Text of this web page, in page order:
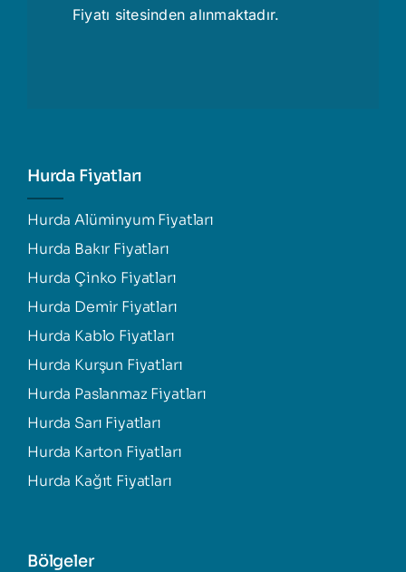
Fiyatı sitesinden alınmaktadır.
Hurda Fiyatları
Hurda Alüminyum Fiyatları
Hurda Bakır Fiyatları
Hurda Çinko Fiyatları
Hurda Demir Fiyatları
Hurda Kablo Fiyatları
Hurda Kurşun Fiyatları
Hurda Paslanmaz Fiyatları
Hurda Sarı Fiyatları
Hurda Karton Fiyatları
Hurda Kağıt Fiyatları
Bölgeler